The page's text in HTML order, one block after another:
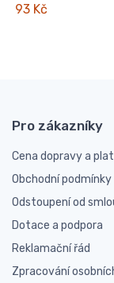
93 Kč
Pro zákazníky
Cena dopravy a
Obchodní podmínky
Odstoupení od
Dotace a podpora
Reklamační řád
Zpracování